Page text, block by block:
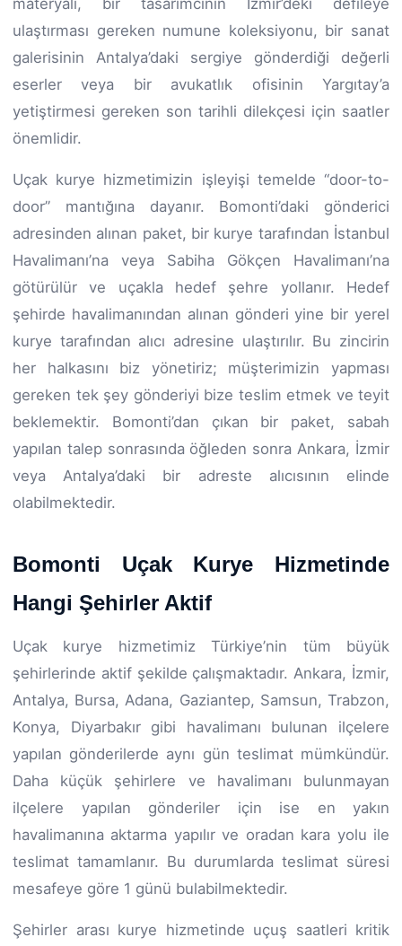
ulaştırması gereken numune koleksiyonu, bir sanat
galerisinin Antalya’daki sergiye gönderdiği değerli
eserler veya bir avukatlık ofisinin Yargıtay’a
yetiştirmesi gereken son tarihli dilekçesi için saatler
önemlidir.
Uçak kurye hizmetimizin işleyişi temelde “door-to-
door” mantığına dayanır. Bomonti’daki gönderici
adresinden alınan paket, bir kurye tarafından İstanbul
Havalimanı’na veya Sabiha Gökçen Havalimanı’na
götürülür ve uçakla hedef şehre yollanır. Hedef
şehirde havalimanından alınan gönderi yine bir yerel
kurye tarafından alıcı adresine ulaştırılır. Bu zincirin
her halkasını biz yönetiriz; müşterimizin yapması
gereken tek şey gönderiyi bize teslim etmek ve teyit
beklemektir. Bomonti’dan çıkan bir paket, sabah
yapılan talep sonrasında öğleden sonra Ankara, İzmir
veya Antalya’daki bir adreste alıcısının elinde
olabilmektedir.
Bomonti Uçak Kurye Hizmetinde
Hangi Şehirler Aktif
Uçak kurye hizmetimiz Türkiye’nin tüm büyük
şehirlerinde aktif şekilde çalışmaktadır. Ankara, İzmir,
Antalya, Bursa, Adana, Gaziantep, Samsun, Trabzon,
Konya, Diyarbakır gibi havalimanı bulunan ilçelere
yapılan gönderilerde aynı gün teslimat mümkündür.
Daha küçük şehirlere ve havalimanı bulunmayan
ilçelere yapılan gönderiler için ise en yakın
havalimanına aktarma yapılır ve oradan kara yolu ile
teslimat tamamlanır. Bu durumlarda teslimat süresi
mesafeye göre 1 günü bulabilmektedir.
Şehirler arası kurye hizmetinde uçuş saatleri kritik